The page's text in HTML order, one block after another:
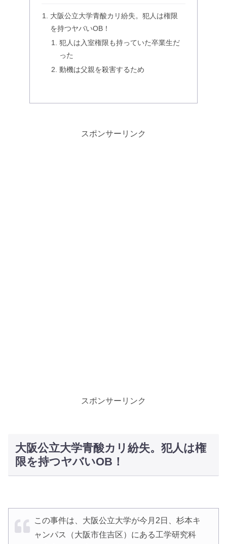
大阪公立大学青酸カリ紛失。犯人は権限
を持つヤバいOB！
犯人は入室権限も持っていた卒業生だ
った
動機は父親を殺害するため
スポンサーリンク
スポンサーリンク
大阪公立大学青酸カリ紛失。犯人は権
限を持つヤバいOB！
この事件は、大阪公立大学が今月2日、杉本キ
ャンパス（大阪市住吉区）にある工学研究科